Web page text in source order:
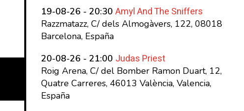
19-08-26 - 20:30 Amyl And The Sniffers
Razzmatazz, C/ dels Almogàvers, 122, 08018
Barcelona, España
20-08-26 - 21:00 Judas Priest
Roig Arena, C/ del Bomber Ramon Duart, 12,
Quatre Carreres, 46013 València, Valencia,
España